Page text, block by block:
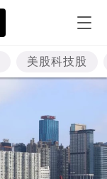
美股科技股